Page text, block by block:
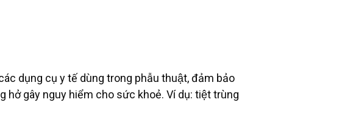
dụng cụ y tế dùng trong phẫu thuật, đảm bảo
hở gây nguy hiểm cho sức khoẻ. Ví dụ: tiệt trùng